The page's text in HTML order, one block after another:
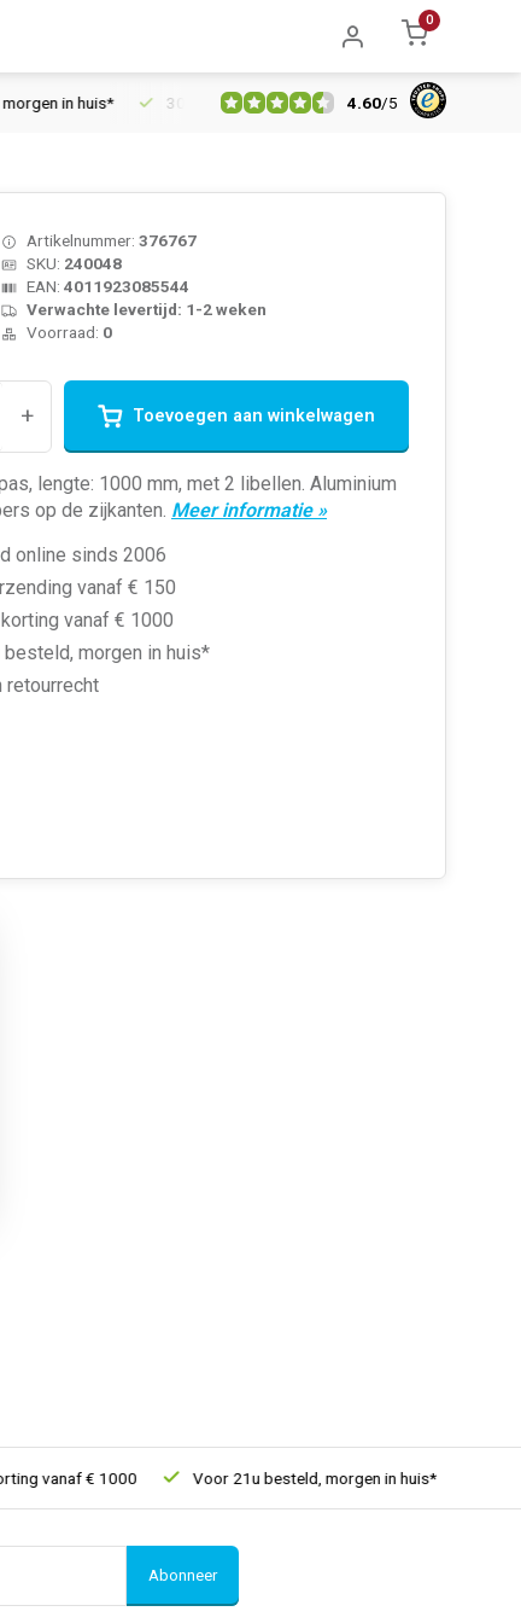
0
in huis* 30 dagen retourrecht Vertrouwd online sinds
4.60/5
Artikelnummer: 376767
SKU: 240048
EAN: 4011923085544
Verwachte levertijd: 1-2 weken
Voorraad: 0
+ Toevoegen aan winkelwagen
lengte: 1000 mm, met 2 libellen. Aluminium
op de zijkanten. Meer informatie »
online sinds 2006
vanaf € 150
vanaf € 1000
besteld, morgen in huis*
retourrecht
vanaf € 1000 Voor 21u besteld, morgen in huis*
Abonneer